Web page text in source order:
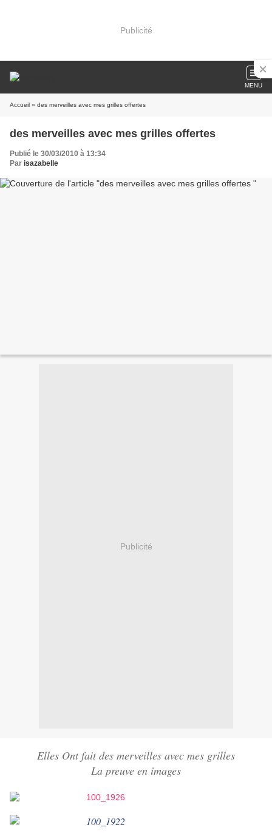
Publicité
MENU
Accueil » des merveilles avec mes grilles offertes
des merveilles avec mes grilles offertes
Publié le 30/03/2010 à 13:34
Par isazabelle
Publicité
Elles Ont fait des merveilles avec mes grilles
La preuve en images